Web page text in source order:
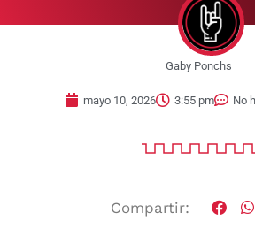
Gaby Ponchs
mayo 10, 2026 3:55 pm No
Compartir: